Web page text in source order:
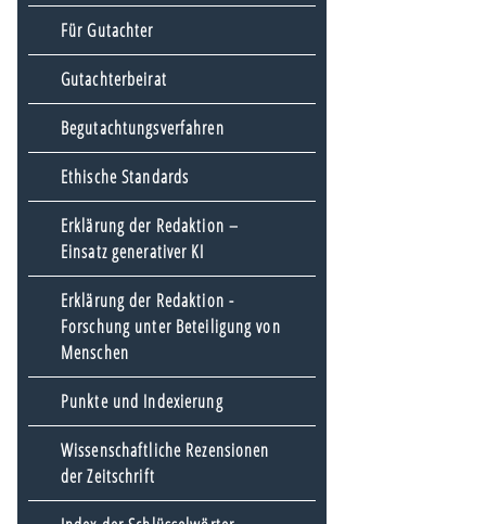
Für Gutachter
Gutachterbeirat
Begutachtungsverfahren
Ethische Standards
Erklärung der Redaktion –
Einsatz generativer KI
Erklärung der Redaktion -
Forschung unter Beteiligung von
Menschen
Punkte und Indexierung
Wissenschaftliche Rezensionen
der Zeitschrift